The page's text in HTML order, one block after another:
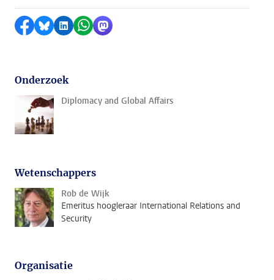
Delen op Facebook
Delen via Bluesky
Delen op LinkedIn
Delen via WhatsApp
Delen via Mastodon
Onderzoek
Diplomacy and Global Affairs
Wetenschappers
Rob de Wijk
Emeritus hoogleraar International Relations and
Security
Organisatie